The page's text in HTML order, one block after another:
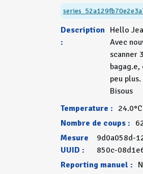
Description
:
Hello
Avec
scanner
bagag.e,
peu plus.
Bisous
Temperature : 24.0°C
Nombre de coups :
Mesure
UUID :
9d0a058d-
850c-
Reporting manuel :